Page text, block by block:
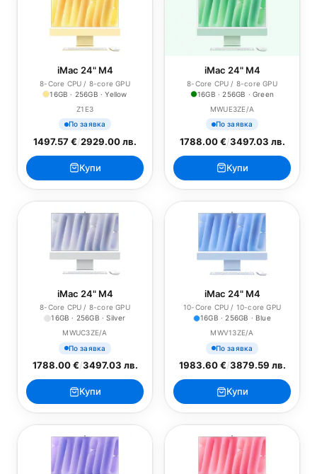
iMac 24" M4
8-Core CPU / 8-core GPU
16GB · 256GB · Yellow
Z1E3
По заявка
1497.57 €/2929.00 лв.
Купи
iMac 24" M4
8-Core CPU / 8-core GPU
16GB · 256GB · Green
MWUE3ZE/A
По заявка
1788.00 €/3497.03 лв.
Купи
iMac 24" M4
8-Core CPU / 8-core GPU
16GB · 256GB · Silver
MWUC3ZE/A
По заявка
1788.00 €/3497.03 лв.
Купи
iMac 24" M4
10-Core CPU / 10-core GPU
16GB · 256GB · Blue
MWV13ZE/A
По заявка
1983.60 €/3879.59 лв.
Купи